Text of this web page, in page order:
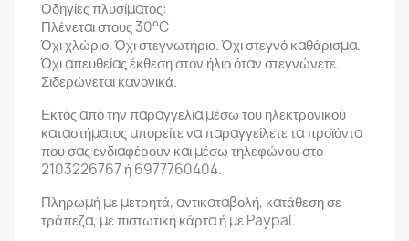
Οδηγίες πλυσίματος:
Πλένεται στους 30°C
Όχι χλώριο. Όχι στεγνωτήριο. Όχι στεγνό καθάρισμα.
Όχι απευθείας έκθεση στον ήλιο όταν στεγνώνετε.
Σιδερώνεται κανονικά.
Εκτός από την παραγγελία μέσω του ηλεκτρονικού
καταστήματος μπορείτε να παραγγείλετε τα προϊόντα
που σας ενδιαφέρουν και μέσω τηλεφώνου στο
2103226767 ή 6977760404.
Πληρωμή με μετρητά, αντικαταβολή, κατάθεση σε
τράπεζα, με πιστωτική κάρτα ή με Paypal.